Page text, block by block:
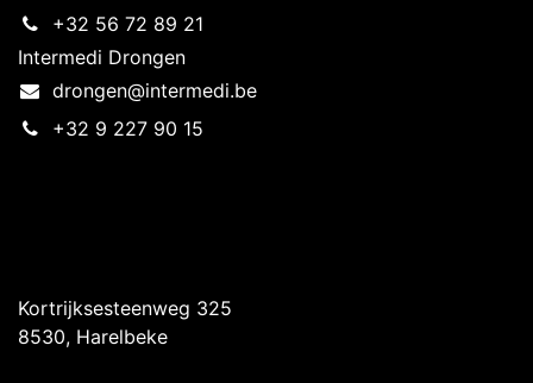
+32 56 72 89 21
Intermedi Drongen
drongen@intermedi.be
+32 9 227 90 15
Kortrijksesteenweg 325
8530, Harelbeke